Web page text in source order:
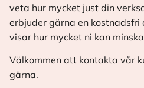
veta hur mycket just din
erbjuder gärna en kostnadsfri
visar hur mycket ni kan
Välkommen att kontakta vår
gärna.